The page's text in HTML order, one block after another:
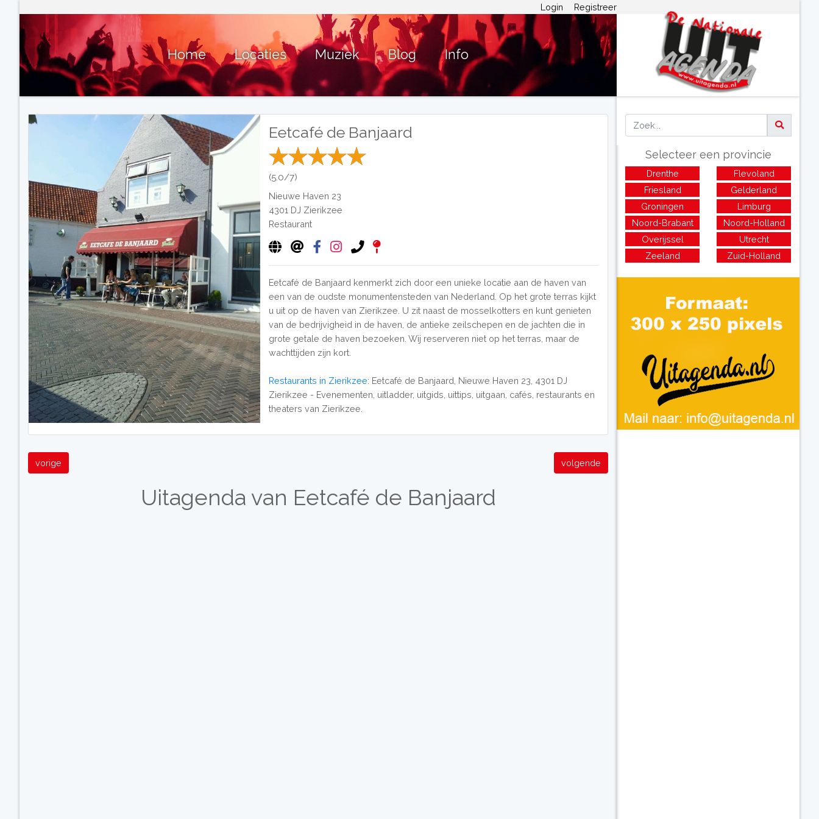
Login Registreer
Home Locaties Muziek Blog Info
Eetcafé de Banjaard
(5.0/7)
Nieuwe Haven 23
4301 DJ Zierikzee
Restaurant
Eetcafé de Banjaard kenmerkt zich door een unieke locatie aan de haven van
een van de oudste monumentensteden van Nederland. Op het grote terras kijkt
u uit op de haven van Zierikzee. U zit naast de mosselkotters en kunt genieten
van de bedrijvigheid in de haven, de antieke zeilschepen en de jachten die in
grote getale de haven bezoeken. Wij reserveren niet op het terras, maar de
wachttijden zijn kort.
Restaurants in Zierikzee: Eetcafé de Banjaard, Nieuwe Haven 23, 4301 DJ
Zierikzee - Evenementen, uitladder, uitgids, uittips, uitgaan, cafés, restaurants en
theaters van Zierikzee.
vorige volgende
Uitagenda van Eetcafé de Banjaard
Selecteer een provincie
Drenthe
Flevoland
Friesland
Gelderland
Groningen
Limburg
Noord-Brabant
Noord-Holland
Overijssel
Utrecht
Zeeland
Zuid-Holland